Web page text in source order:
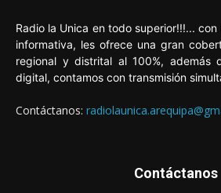
Radio la Unica en todo superior!!!...
informativa, les ofrece una gran
regional y distrital al 100%, además
digital, contamos con transmisión
Contáctanos:
Contáctanos